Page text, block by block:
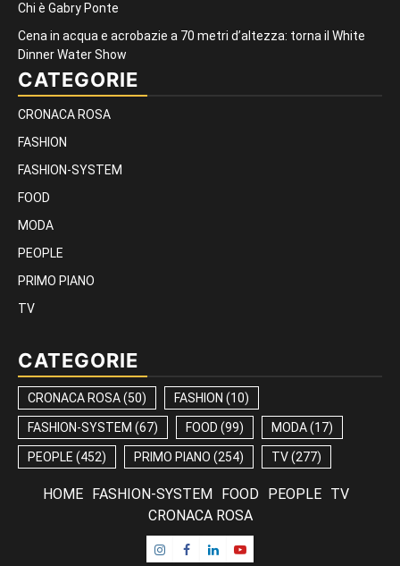
Chi è Gabry Ponte
Cena in acqua e acrobazie a 70 metri d’altezza: torna il White
Dinner Water Show
CATEGORIE
CRONACA ROSA
FASHION
FASHION-SYSTEM
FOOD
MODA
PEOPLE
PRIMO PIANO
TV
CATEGORIE
CRONACA ROSA(50) FASHION (10)
FASHION-SYSTEM (67) FOOD (99) MODA(17)
PEOPLE (452) PRIMO PIANO (254) TV(277)
HOME FASHION-SYSTEM FOOD PEOPLE
TV
CRONACA ROSA
Instagram
Facebook
LinkedinYoutube